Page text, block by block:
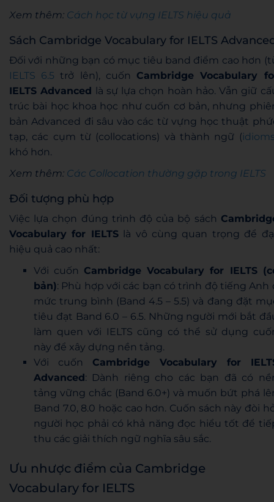
Xem thêm: Cách học từ vựng IELTS hiệu quả
Sách Cambridge Vocabulary for IELTS
Đối với những bạn có mục tiêu band điểm cao hơn
IELTS 6.5 trở lên), cuốn Cambridge Vocabulary
IELTS Advanced là sự lựa chọn hoàn hảo. Vẫn giữ
trúc bài học khoa học như cuốn cơ bản, nhưng
bản Advanced đi sâu vào các từ vựng học thuật
tạp, các cụm từ (collocations) và thành ngữ (
khó hơn.
Xem thêm: Các Collocation thường gặp trong IELTS
Đối tượng phù hợp
Việc lựa chọn đúng trình độ của bộ sách
Vocabulary for IELTSlà vô cùng quan trọng để
hiệu quả cao nhất:
Với cuốn Cambridge Vocabulary for IELTS
bản): Phù hợp với các bạn có trình độ tiếng Anh
mức trung bình (Band 4.5 – 5.5) và đang đặt
tiêu đạt Band 6.0 – 6.5. Những người mới bắt
làm quen với IELTS cũng có thể sử dụng
này để xây dựng nền tảng.
Với cuốn Cambridge Vocabulary for
Advanced: Dành riêng cho các bạn đã có
tảng vững chắc (Band 6.0+) và muốn bứt phá
Band 7.0, 8.0 hoặc cao hơn. Cuốn sách này đòi
người học phải có khả năng đọc hiểu tốt để
thu các giải thích ngữ nghĩa sâu sắc.
Ưu nhược điểm của Cambridge
Vocabulary for IELTS